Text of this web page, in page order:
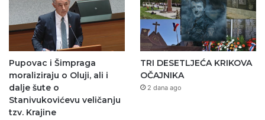
Pupovac i Šimpraga
moraliziraju o Oluji, ali i
dalje šute o
Stanivukovićevu veličanju
tzv. Krajine
TRI DESETLJEĆA KRIKOVA
OČAJNIKA
2 dana ago